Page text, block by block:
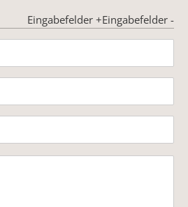
Eingabefelder -
Eingabefelder +